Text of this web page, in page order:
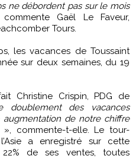
ne débordent pas sur le mois
Gaël Le Faveur,
Tours.
les vacances de Toussaint
sur deux semaines, du 19
Christine Crispin, PDG de
doublement des vacances
de notre chiffre
commente-t-elle. Le tour-
a enregistré sur cette
de ses ventes, toutes